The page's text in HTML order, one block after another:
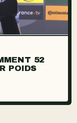
52
POIDS